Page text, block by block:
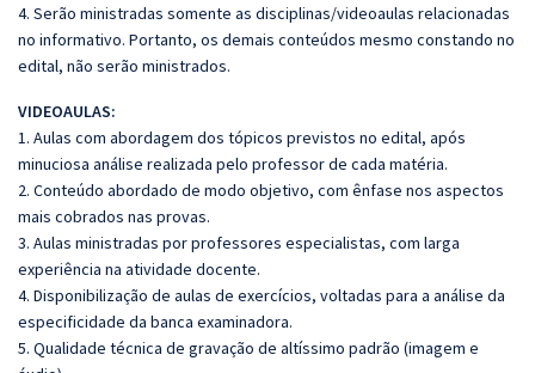
4. Serão ministradas somente as disciplinas/videoaulas relacionadas
no informativo. Portanto, os demais conteúdos mesmo constando no
edital, não serão ministrados.
VIDEOAULAS:
1. Aulas com abordagem dos tópicos previstos no edital, após
minuciosa análise realizada pelo professor de cada matéria.
2. Conteúdo abordado de modo objetivo, com ênfase nos aspectos
mais cobrados nas provas.
3. Aulas ministradas por professores especialistas, com larga
experiência na atividade docente.
4. Disponibilização de aulas de exercícios, voltadas para a análise da
especificidade da banca examinadora.
5. Qualidade técnica de gravação de altíssimo padrão (imagem e